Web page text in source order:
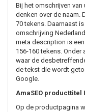
Bij het omschrijven
denken over de naam.
70 tekens. Daarnaast
omschrijving
meta description is
156-160 tekens.
waar de
de tekst die wordt
Google.
AmaSEO
Op de productpagina